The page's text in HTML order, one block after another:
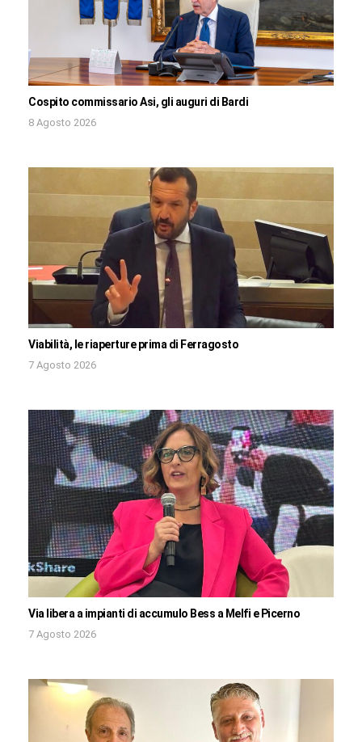
Cospito commissario Asi, gli auguri di Bardi
8 Agosto 2026
Viabilità, le riaperture prima di Ferragosto
7 Agosto 2026
Via libera a impianti di accumulo Bess a Melfi e Picerno
7 Agosto 2026